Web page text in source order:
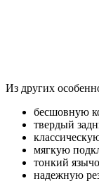
Из других
бесшовную
твердый
мягкую
тонкий
надежную